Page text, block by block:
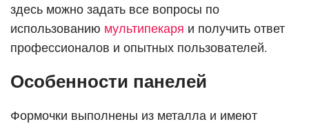
здесь можно задать все вопросы по
использованию мультипекаря и получить ответ
профессионалов и опытных пользователей.
Особенности панелей
Формочки выполнены из металла и имеют